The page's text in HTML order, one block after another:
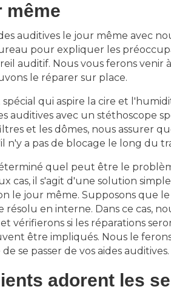
même
auditives le jour même avec
pour expliquer les
auditif. Nous vous ferons venir
le réparer sur place.
qui aspire la cire et
auditives avec un stéthoscope
et les dômes, nous assurer
a pas de blocage le long du
quel peut être le
cas, il s'agit d'une solution
le jour même. Supposons que
en interne. Dans ce cas,
vérifierons si les réparations
être impliqués. Nous le
se passer de vos aides auditives.
adorent les